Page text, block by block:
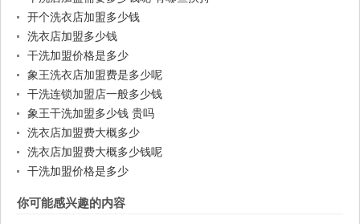
开个洗衣店加盟多少钱
洗衣店加盟多少钱
干洗加盟价格是多少
象王洗衣店加盟费是多少呢
干洗连锁加盟店一般多少钱
象王干洗加盟多少钱 贵吗
洗衣店加盟费大概多少
洗衣店加盟费大概多少钱呢
干洗加盟价格是多少
你可能感兴趣的内容